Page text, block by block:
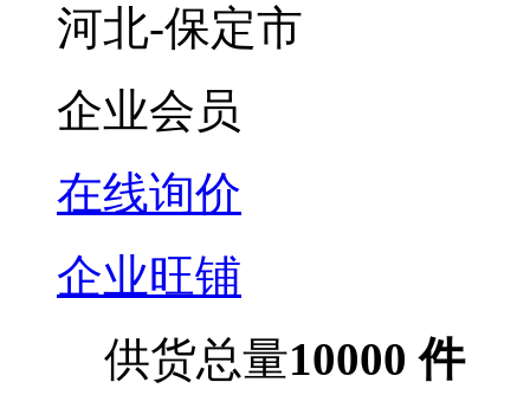
河北-保定市
企业会员
在线询价
企业旺铺
供货总量10000 件